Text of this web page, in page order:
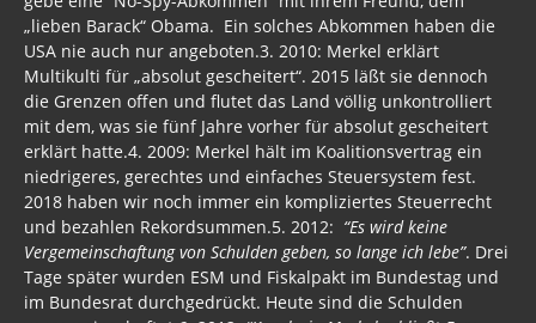
Merkel
Protest gegen MERKEL Asyl
Merkel intern
Merkels Vermächtnis
SPD
Bündnis90/Die Grünen
„lieben Barack“ Obama. Ein solches Abkommen haben die
USA nie auch nur angeboten.3. 2010: Merkel erklärt
Multikulti für „absolut gescheitert“. 2015 läßt sie dennoch
die Grenzen offen und flutet das Land völlig unkontrolliert
mit dem, was sie fünf Jahre vorher für absolut gescheitert
erklärt hatte.4. 2009: Merkel hält im Koalitionsvertrag ein
niedrigeres, gerechtes und einfaches Steuersystem fest.
2018 haben wir noch immer ein kompliziertes Steuerrecht
und bezahlen Rekordsummen.5. 2012: “Es wird keine
Vergemeinschaftung von Schulden geben, so lange ich lebe”. Drei
Tage später wurden ESM und Fiskalpakt im Bundestag und
im Bundesrat durchgedrückt. Heute sind die Schulden